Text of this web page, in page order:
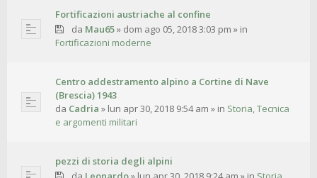
Fortificazioni austriache al confine
da Mau65» dom ago 05, 2018 3:03 pm » in
Fortificazioni moderne
Centro addestramento alpino a Cortine di Nave
(Brescia) 1943
da Cadria » lun apr 30, 2018 9:54 am » in Storia, Tecnica
e argomenti militari
pezzi di storia degli alpini